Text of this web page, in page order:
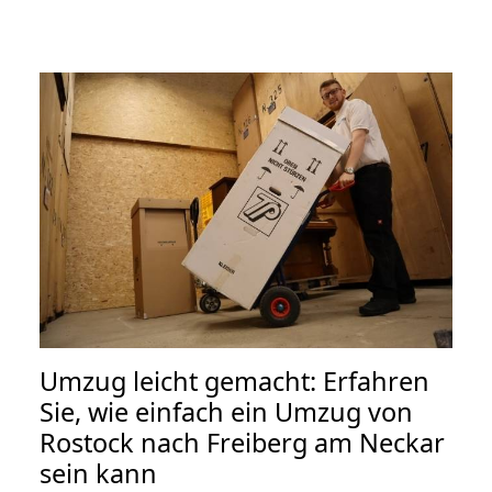
Umzug leicht gemacht: Erfahren
Sie, wie einfach ein Umzug von
Rostock nach Freiberg am Neckar
sein kann